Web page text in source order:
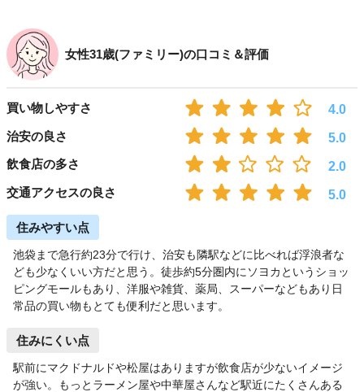
女性31歳(ファミリー)の口コミ＆評価
買い物しやすさ
4.0
治安の良さ
5.0
飲食店の多さ
2.0
交通アクセスの良さ
5.0
住みやすい点
池袋まで急行約23分で行け、治安も隣駅などに比べれば浮浪者な
ども少なくいい方だと思う。徒歩約5分圏内にソヨカというショッ
ピングモールもあり、洋服や雑貨、薬局、スーパーなどもあり日
常品の買い物もとても便利だと思います。
住みにくい点
駅前にマクドナルドや松屋はありますが飲食店が少ないイメージ
が強い。もっとラーメン屋や中華屋さんなど駅近にたくさんある